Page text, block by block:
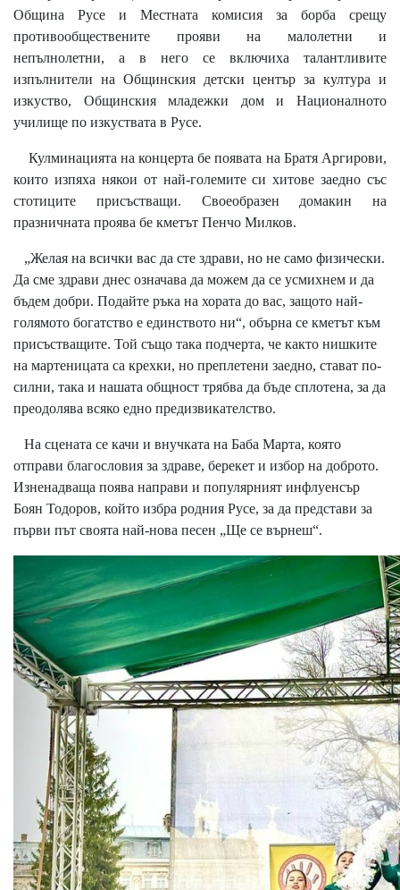
Община Русе и Местната комисия за борба срещу
противообществените прояви на малолетни и
непълнолетни, а в него се включиха талантливите
изпълнители на Общинския детски център за култура и
изкуство, Общинския младежки дом и Националното
училище по изкуствата в Русе.
Кулминацията на концерта бе появата на Братя Аргирови,
които изпяха някои от най-големите си хитове заедно със
стотиците присъстващи. Своеобразен домакин на
празничната проява бе кметът Пенчо Милков.
„Желая на всички вас да сте здрави, но не само физически.
Да сме здрави днес означава да можем да се усмихнем и да
бъдем добри. Подайте ръка на хората до вас, защото най-
голямото богатство е единството ни“, обърна се кметът към
присъстващите. Той също така подчерта, че както нишките
на мартеницата са крехки, но преплетени заедно, стават по-
силни, така и нашата общност трябва да бъде сплотена, за да
преодолява всяко едно предизвикателство.
На сцената се качи и внучката на Баба Марта, която
отправи благословия за здраве, берекет и избор на доброто.
Изненадваща поява направи и популярният инфлуенсър
Боян Тодоров, който избра родния Русе, за да представи за
първи път своята най-нова песен „Ще се върнеш“.